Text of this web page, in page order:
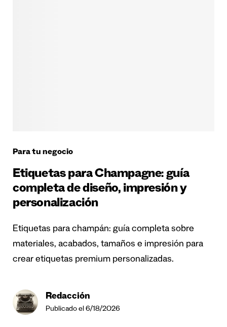
Para tu negocio
Etiquetas para Champagne: guía
completa de diseño, impresión y
personalización
Etiquetas para champán: guía completa sobre
materiales, acabados, tamaños e impresión para
crear etiquetas premium personalizadas.
Redacción
Publicado el 6/18/2026